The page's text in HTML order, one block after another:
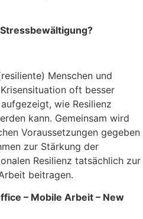
Menschen und
oft besser
aufgezeigt, wie Resilienz
kann. Gemeinsam wird
Voraussetzungen gegeben
zur Stärkung der
Resilienz tatsächlich zur
beitragen.
– Mobile Arbeit – New